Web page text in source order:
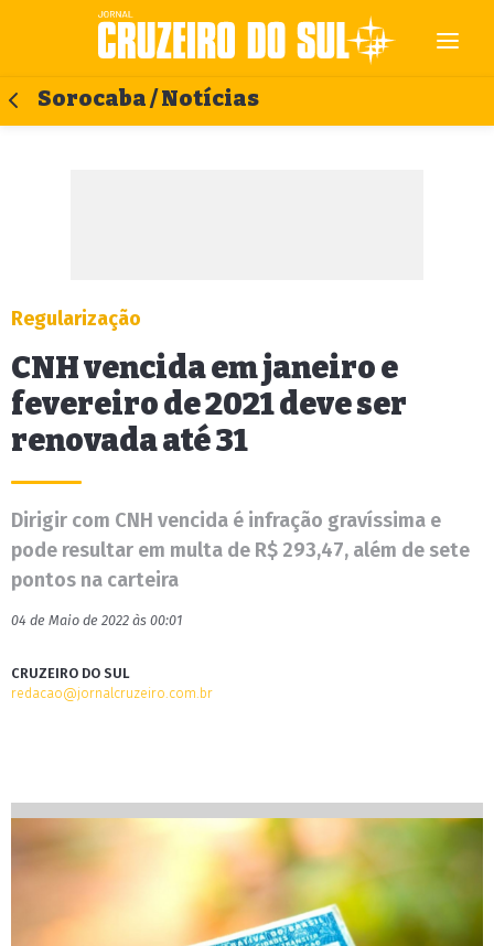
Sorocaba / Notícias
Regularização
CNH vencida em janeiro e
fevereiro de 2021 deve ser
renovada até 31
Dirigir com CNH vencida é infração gravíssima e
pode resultar em multa de R$ 293,47, além de sete
pontos na carteira
04 de Maio de 2022 às 00:01
CRUZEIRO DO SUL
redacao@jornalcruzeiro.com.br